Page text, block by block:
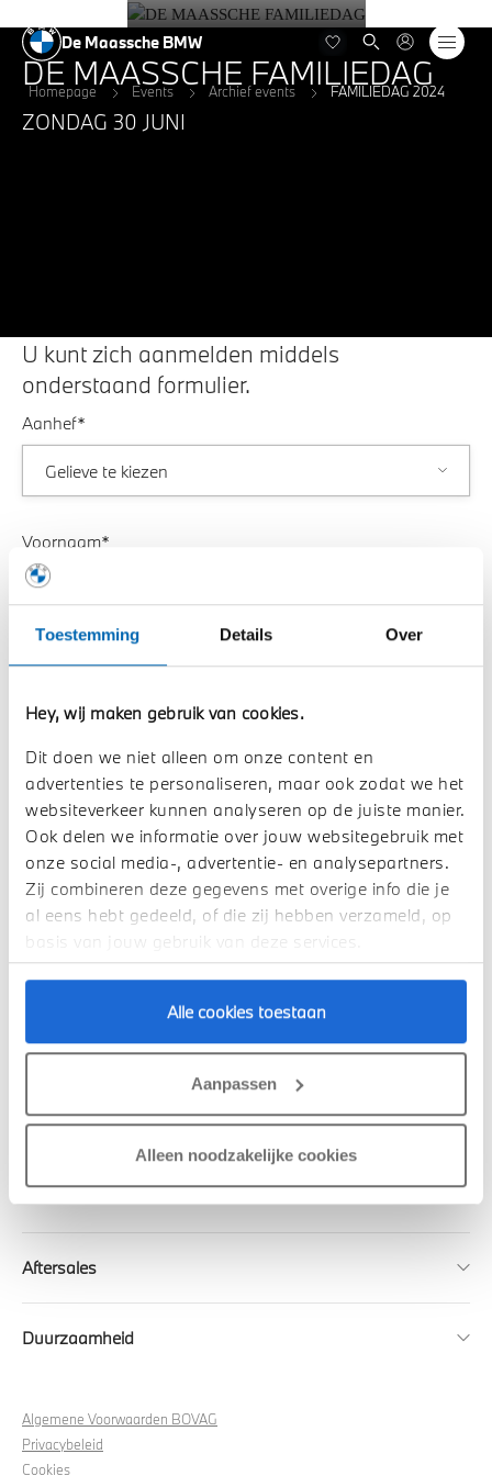
Toestemming Details Over
Hey, wij maken gebruik van cookies.
Dit doen we niet alleen om onze content en
advertenties te personaliseren, maar ook zodat we het
websiteverkeer kunnen analyseren op de juiste manier.
Ook delen we informatie over jouw websitegebruik met
onze social media-, advertentie- en analysepartners.
Zij combineren deze gegevens met overige info die je
al eens hebt gedeeld, of die zij hebben verzameld, op
basis van jouw gebruik van deze services.
Alle cookies toestaan
Aanpassen
Alleen noodzakelijke cookies
De Maassche BMW
Homepage Events Archief events FAMILIEDAG 2024
DE MAASSCHE FAMILIEDAG
ZONDAG 30 JUNI
U kunt zich aanmelden middels
onderstaand formulier.
Aanhef*
Voornaam*
Achternaam*
Aantal personen*
Aanmelden
OVER DE MAASSCHE
Over De Maassche BMW
Aftersales
Duurzaamheid
Algemene Voorwaarden BOVAG
Privacybeleid
Cookies